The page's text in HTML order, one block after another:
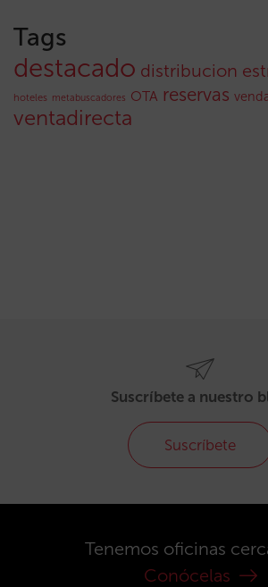
Tags
destacado distribucion
hoteles metabuscadores OTA reservas
ventadirecta
Suscríbete a nuestro
Suscríbete
Tenemos oficinas
Conócelas